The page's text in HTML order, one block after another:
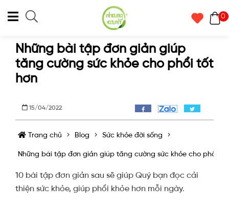
0
Những bài tập đơn giản giúp
tăng cường sức khỏe cho phổi tốt
hơn
15/04/2022
Trang chủ Blog Sức khỏe đời sống
Những bài tập đơn giản giúp tăng cường sức khỏe cho phổi
10 bài tập đơn giản sau sẽ giúp Quý bạn đọc cải
thiện sức khỏe, giúp phổi khỏe hơn mỗi ngày.